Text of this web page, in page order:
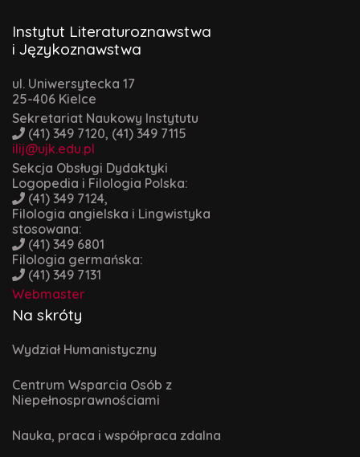
Instytut Literaturoznawstwa
i Językoznawstwa
ul. Uniwersytecka 17
25-406 Kielce
Sekretariat Naukowy Instytutu
(41) 349 7120, (41) 349 7115
ilij@ujk.edu.pl
Sekcja Obsługi Dydaktyki
Logopedia i Filologia Polska:
(41) 349 7124,
Filologia angielska i Lingwistyka
stosowana:
(41) 349 6801
Filologia germańska:
(41) 349 7131
Webmaster
Na skróty
Wydział Humanistyczny
Centrum Wsparcia Osób z
Niepełnosprawnościami
Nauka, praca i współpraca zdalna